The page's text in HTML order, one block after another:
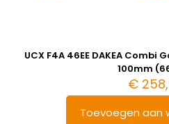
UCX F4A 46EE DAKEA
100mm
€
Toevoegen aan